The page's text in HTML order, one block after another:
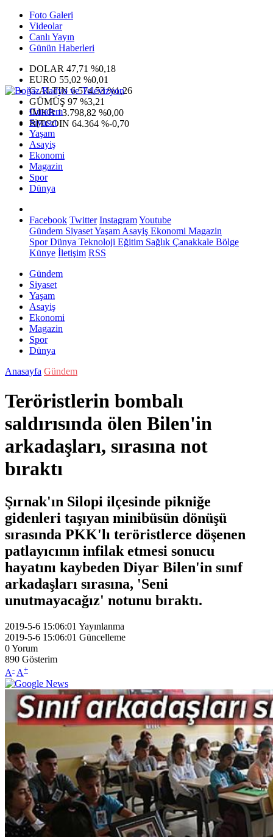
Foto Galeri
Videolar
Canlı Yayın
Günün Haberleri
DOLAR 47,71 %0,18
EURO 55,02 %0,01
G.ALTIN6.574,53 %1,26
GÜMÜŞ 97 %3,21
IMKB13.798,82 %0,00
BITCOIN 64.364 %-0,70
Gündem
Siyaset
Yaşam
Asayiş
Ekonomi
Magazin
Spor
Dünya
Facebook Twitter InstagramYoutube
Gündem SiyasetYaşam Asayiş Ekonomi Magazin
SporDünya Teknoloji Eğitim Sağlık Çanakkale Bölge
Künye İletişim RSS
Gündem
Siyaset
Yaşam
Asayiş
Ekonomi
Magazin
Spor
Dünya
Anasayfa Gündem
Teröristlerin bombalı
saldırısında ölen Bilen'in
arkadaşları, sırasına not
bıraktı
Şırnak'ın Silopi ilçesinde pikniğe
gidenleri taşıyan minibüsün dönüşü
sırasında PKK'lı teröristlerce döşenen
patlayıcının infilak etmesi sonucu
hayatını kaybeden Diyar Bilen'in sınıf
arkadaşları sırasına, 'Seni
unutmayacağız' notunu bıraktı.
2019-5-6 15:06:01 Yayınlanma
2019-5-6 15:06:01 Güncelleme
0Yorum
890 Gösterim
A- A+